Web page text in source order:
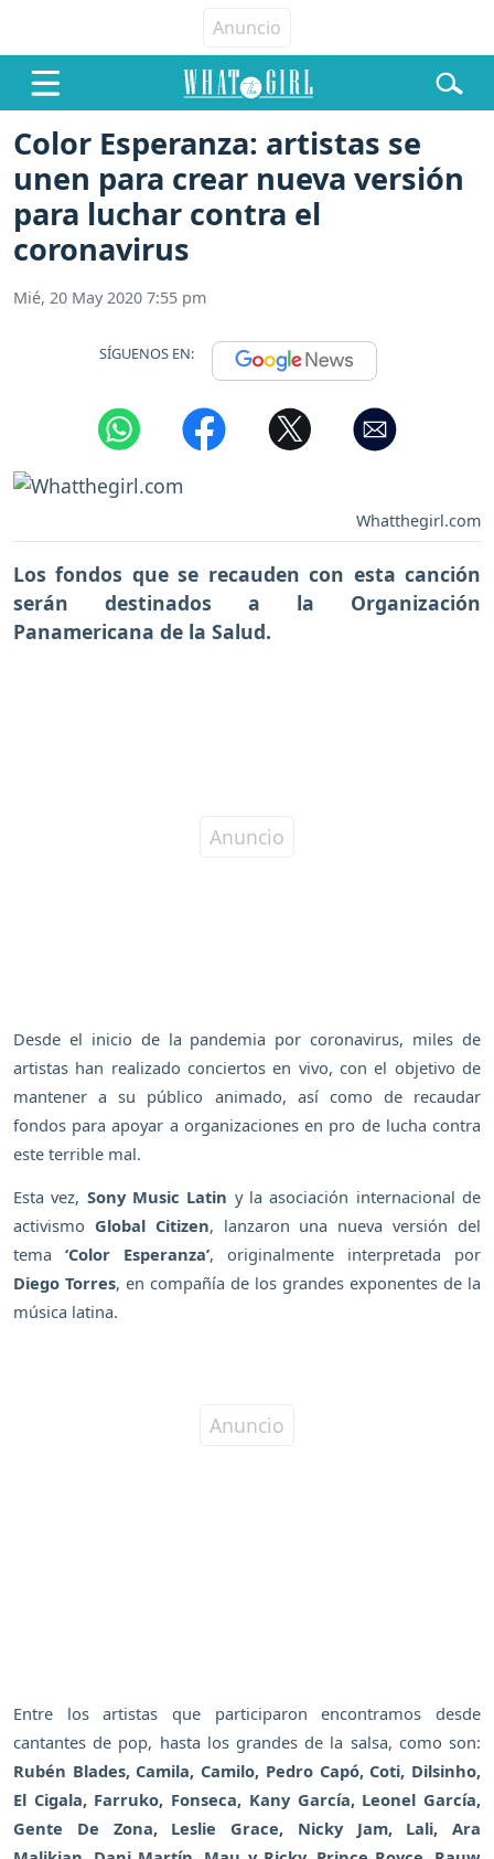
Color Esperanza: artistas se
unen para crear nueva versión
para luchar contra el
coronavirus
Mié, 20 May 2020 7:55 pm
SÍGUENOS EN:
Whatthegirl.com
Los fondos que se recauden con esta canción
serán destinados a la Organización
Panamericana de la Salud.
Desde el inicio de la pandemia por coronavirus, miles de
artistas han realizado conciertos en vivo, con el objetivo de
mantener a su público animado, así como de recaudar
fondos para apoyar a organizaciones en pro de lucha contra
este terrible mal.
Esta vez, Sony Music Latin y la asociación internacional de
activismo Global Citizen, lanzaron una nueva versión del
tema ‘Color Esperanza’, originalmente interpretada por
Diego Torres, en compañía de los grandes exponentes de la
música latina.
Entre los artistas que participaron encontramos desde
cantantes de pop, hasta los grandes de la salsa, como son:
Rubén Blades, Camila, Camilo, Pedro Capó, Coti, Dilsinho,
El Cigala, Farruko, Fonseca, Kany García, Leonel García,
Gente De Zona, Leslie Grace, Nicky Jam, Lali, Ara